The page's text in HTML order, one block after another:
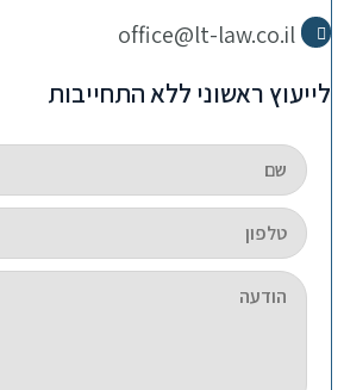
office@lt-law.co.il
לייעוץ ראשוני ללא התחייבות